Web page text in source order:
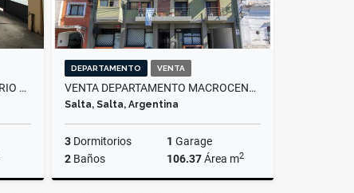
VENTA CASA ZONA NORTE - BARRIO MIRASOLES
DEPARTAMENTO VENTA
VENTA DEPARTAMENTO MACROCENTRO
Salta, Salta, Argentina
3 Dormitorios 1 Garage
2 Baños 106.37Área m2